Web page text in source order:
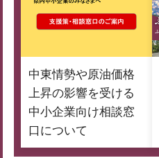
中東情勢や原油価格
上昇の影響を受ける
中小企業向け相談窓
口について